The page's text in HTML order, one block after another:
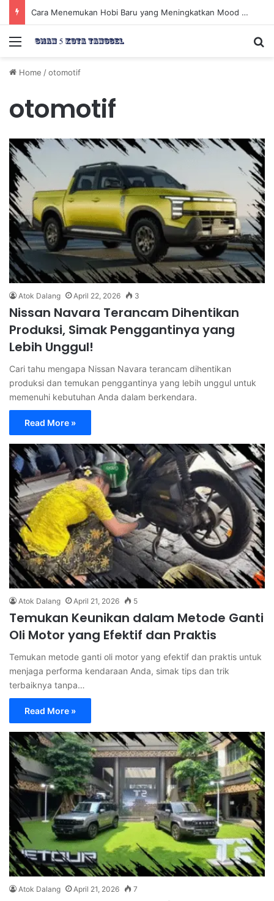
Cara Menemukan Hobi Baru yang Meningkatkan Mood Anda Secara Positif dan Efektif
Menu
Home /otomotif
otomotif
Atok Dalang April 22, 2026 3
Nissan Navara Terancam Dihentikan
Produksi, Simak Penggantinya yang
Lebih Unggul!
Cari tahu mengapa Nissan Navara terancam dihentikan
produksi dan temukan penggantinya yang lebih unggul untuk
memenuhi kebutuhan Anda dalam berkendara.
Read More »
Atok Dalang April 21, 2026 5
Temukan Keunikan dalam Metode Ganti
Oli Motor yang Efektif dan Praktis
Temukan metode ganti oli motor yang efektif dan praktis untuk
menjaga performa kendaraan Anda, simak tips dan trik
terbaiknya tanpa…
Read More »
Atok Dalang April 21, 2026 7